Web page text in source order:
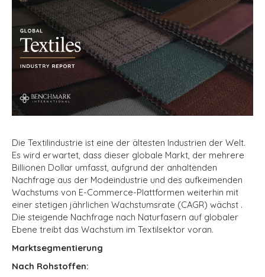
Die Textilindustrie ist eine der ältesten Industrien der Welt.
Es wird erwartet, dass dieser globale Markt, der mehrere
Billionen Dollar umfasst, aufgrund der anhaltenden
Nachfrage aus der Modeindustrie und des aufkeimenden
Wachstums von E-Commerce-Plattformen weiterhin mit
einer stetigen jährlichen Wachstumsrate (CAGR) wächst .
Die steigende Nachfrage nach Naturfasern auf globaler
Ebene treibt das Wachstum im Textilsektor voran.
Marktsegmentierung
Nach Rohstoffen: